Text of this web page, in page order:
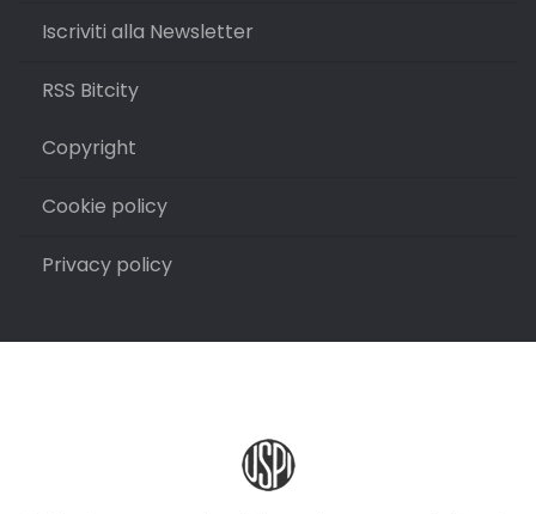
Iscriviti alla Newsletter
RSS Bitcity
Copyright
Cookie policy
Privacy policy